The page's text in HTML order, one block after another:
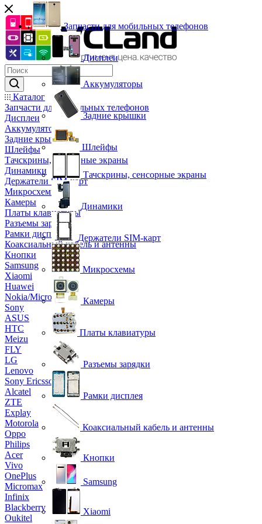
Каталог
Запчасти для мобильных телефонов
Дисплеи
Аккумуляторы
Задние крышки
Шлейфы
Тачскрины, сенсорные экраны
Динамики
Держатели SIM-карт
Микросхемы
Камеры
Платы клавиатуры
Разъемы зарядки
Рамки дисплея
Коаксиальный кабель и антенны
Кнопки
Samsung
Xiaomi
Huawei
Nokia/Microsoft
Sony
ASUS
HTC
Meizu
FLY
LG
Lenovo
Sony Ericsson
Alcatel
ZTE
Explay
Motorola
Oppo
Philips
Acer
Vivo
OnePlus
Micromax
Infinix
Blackberry
Oukitel
Запчасти для мобильных телефонов
Дисплеи
Аккумуляторы
Задние крышки
Шлейфы
Тачскрины, сенсорные экраны
Динамики
Держатели SIM-карт
Микросхемы
Камеры
Платы клавиатуры
Разъемы зарядки
Рамки дисплея
Коаксиальный кабель и антенны
Кнопки
Samsung
Xiaomi